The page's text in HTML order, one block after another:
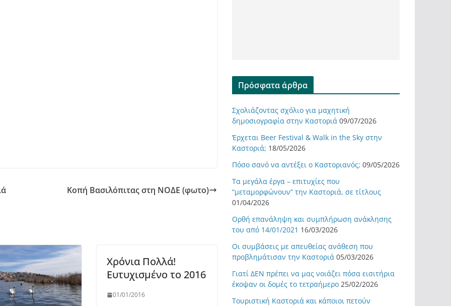
Κοπή Βασιλόπιτας στη ΝΟΔΕ (φωτο)
Χρόνια Πολλά!
Ευτυχισμένο το 2016
01/01/2016
Πρόσφατα άρθρα
Σχολιάζοντας σχόλιο για μαχητική
δημοσιογραφία στην Καστοριά 09/07/2026
Έρχεται Beer Festival & Walk in the Sky στην
Καστοριά; 18/05/2026
Πόσο σανό να αντέξει ο Καστοριανός; 09/05/2026
Τα μεγάλα έργα – επιτυχίες που
“μεταμορφώνουν” την Καστοριά, σε τίτλους
01/04/2026
Ορθή επανάληψη και συμπλήρωση ανάκλησης
του από 14/01/2021 16/03/2026
Οι συμβάσεις με απευθείας ανάθεση που
προβλημάτισαν την Καστοριά 05/03/2026
Γιατί ΔΕΝ πρέπει να μας νοιάζει πόσα εισιτήρια
έκοψαν οι δομές το τετραήμερο 25/02/2026
Τουριστική Καστοριά και κάποιοι πετούν